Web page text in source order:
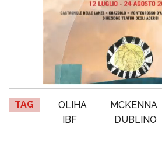
TAG OLIHA MCKENNA
IBF
DUBLINO